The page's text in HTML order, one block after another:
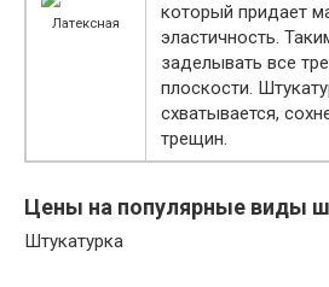
Латексная
который придает
эластичность.
заделывать все
плоскости.
схватывается,
трещин.
Цены на популярные виды
Штукатурка